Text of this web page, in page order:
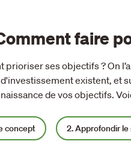
faire
ses objectifs ? On
existent, et
de vos objectifs.
concept 2. Approfondir le